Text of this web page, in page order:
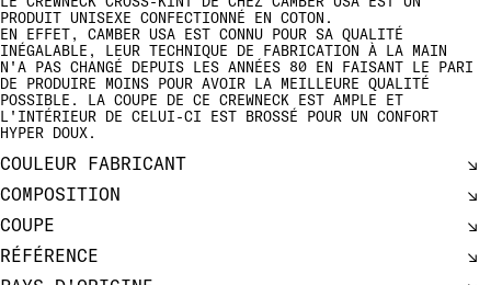
PRODUIT UNISEXE CONFECTIONNÉ EN COTON.
EN EFFET, CAMBER USA EST CONNU POUR SA QUALITÉ
INÉGALABLE, LEUR TECHNIQUE DE FABRICATION À LA MAIN
N'A PAS CHANGÉ DEPUIS LES ANNÉES 80 EN FAISANT LE PARI
DE PRODUIRE MOINS POUR AVOIR LA MEILLEURE QUALITÉ
POSSIBLE. LA COUPE DE CE CREWNECK EST AMPLE ET
L'INTÉRIEUR DE CELUI-CI EST BROSSÉ POUR UN CONFORT
HYPER DOUX.
COULEUR FABRICANT
COMPOSITION
COUPE
RÉFÉRENCE